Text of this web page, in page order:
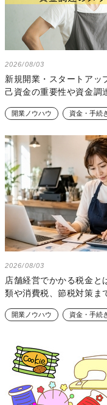
2026/08/03
新規開業・スタートアッ
己資金の重要性や資金調
開業ノウハウ 資金・手続
2026/08/03
店舗経営でかかる税金と
類や消費税、節税対策ま
開業ノウハウ 資金・手続